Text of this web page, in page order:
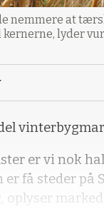
nemmere at
lyder
er vi nok
er få steder